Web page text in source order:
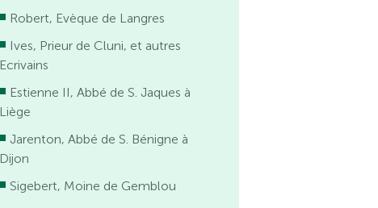
Robert, Evèque de Langres
Ives, Prieur de Cluni, et autres
Ecrivains
Estienne II, Abbé de S. Jaques à
Liège
Jarenton, Abbé de S. Bénigne à
Dijon
Sigebert, Moine de Gemblou